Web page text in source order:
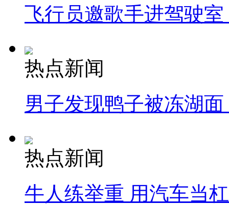
飞行员邀歌手进驾驶
热点新闻
男子发现鸭子被冻湖
热点新闻
牛人练举重 用汽车当